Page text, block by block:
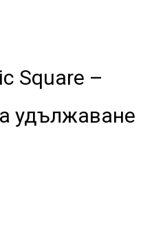
Square –
удължаване